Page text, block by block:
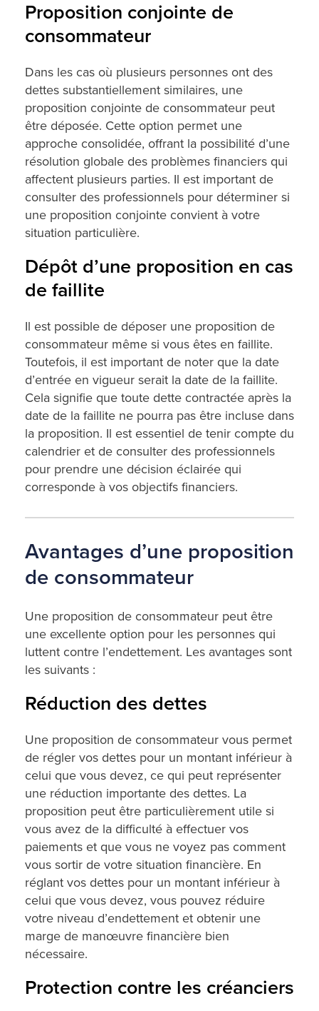
Proposition conjointe de
consommateur
Dans les cas où plusieurs personnes ont des
dettes substantiellement similaires, une
proposition conjointe de consommateur peut
être déposée. Cette option permet une
approche consolidée, offrant la possibilité d’une
résolution globale des problèmes financiers qui
affectent plusieurs parties. Il est important de
consulter des professionnels pour déterminer si
une proposition conjointe convient à votre
situation particulière.
Dépôt d’une proposition en cas
de faillite
Il est possible de déposer une proposition de
consommateur même si vous êtes en faillite.
Toutefois, il est important de noter que la date
d’entrée en vigueur serait la date de la faillite.
Cela signifie que toute dette contractée après la
date de la faillite ne pourra pas être incluse dans
la proposition. Il est essentiel de tenir compte du
calendrier et de consulter des professionnels
pour prendre une décision éclairée qui
corresponde à vos objectifs financiers.
Avantages d’une proposition
de consommateur
Une proposition de consommateur peut être
une excellente option pour les personnes qui
luttent contre l’endettement. Les avantages sont
les suivants :
Réduction des dettes
Une proposition de consommateur vous permet
de régler vos dettes pour un montant inférieur à
celui que vous devez, ce qui peut représenter
une réduction importante des dettes. La
proposition peut être particulièrement utile si
vous avez de la difficulté à effectuer vos
paiements et que vous ne voyez pas comment
vous sortir de votre situation financière. En
réglant vos dettes pour un montant inférieur à
celui que vous devez, vous pouvez réduire
votre niveau d’endettement et obtenir une
marge de manœuvre financière bien
nécessaire.
Protection contre les créanciers